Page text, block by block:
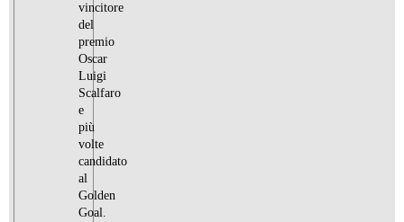
vincitore
del
premio
Oscar
Luigi
Scalfaro
e
più
volte
candidato
al
Golden
Goal.